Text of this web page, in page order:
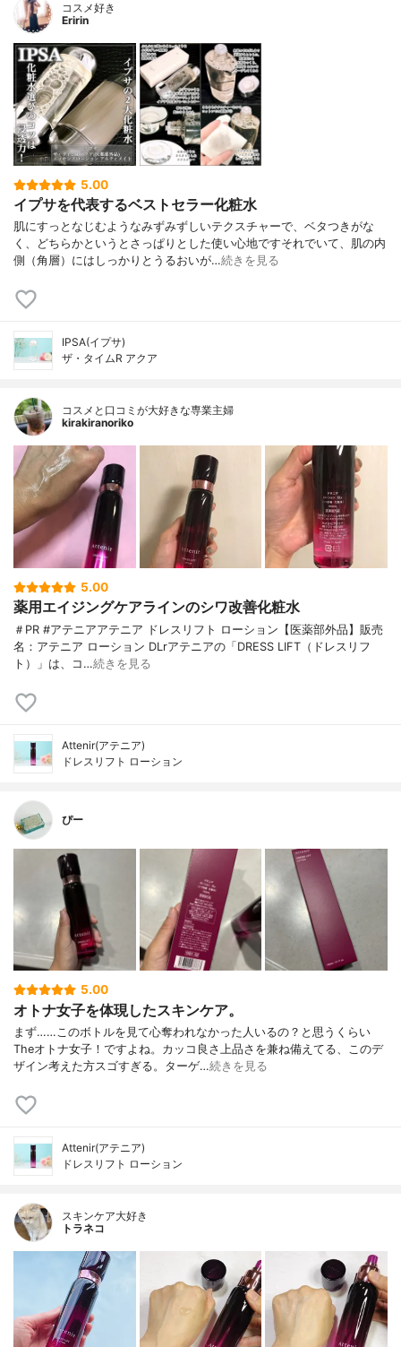
コスメ好き
Eririn
5.00
イプサを代表するベストセラー化粧水
肌にすっとなじむようなみずみずしいテクスチャーで、ベタつきがな
く、どちらかというとさっぱりとした使い心地ですそれでいて、肌の内
側（角層）にはしっかりとうるおいが…続きを見る
IPSA(イプサ)
ザ・タイムR アクア
コスメと口コミが大好きな専業主婦
kirakiranoriko
5.00
薬用エイジングケアラインのシワ改善化粧水
＃PR #アテニアアテニア ドレスリフト ローション【医薬部外品】販売
名：アテニア ローション DLrアテニアの「DRESS LIFT（ドレスリフ
ト）」は、コ…続きを見る
Attenir(アテニア)
ドレスリフト ローション
ぴー
5.00
オトナ女子を体現したスキンケア。
まず……このボトルを見て心奪われなかった人いるの？と思うくらい
Theオトナ女子！ですよね。カッコ良さ上品さを兼ね備えてる、このデ
ザイン考えた方スゴすぎる。ターゲ…続きを見る
Attenir(アテニア)
ドレスリフト ローション
スキンケア大好き
トラネコ